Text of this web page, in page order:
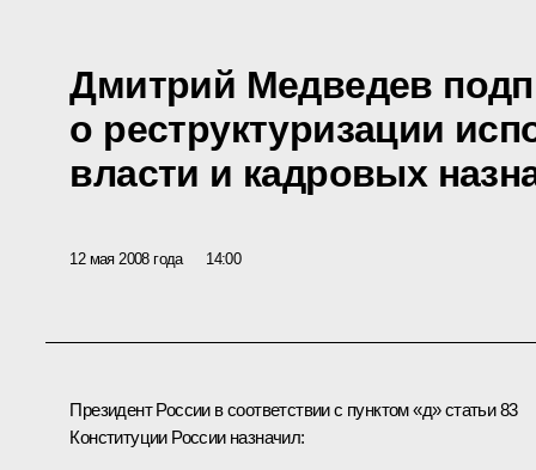
Дмитрий Медведев
о реструктуризации
власти и кадровых
12 мая 2008 года 14:00
Президент России в соответствии с пунктом «д» статьи 83
Конституции России назначил: